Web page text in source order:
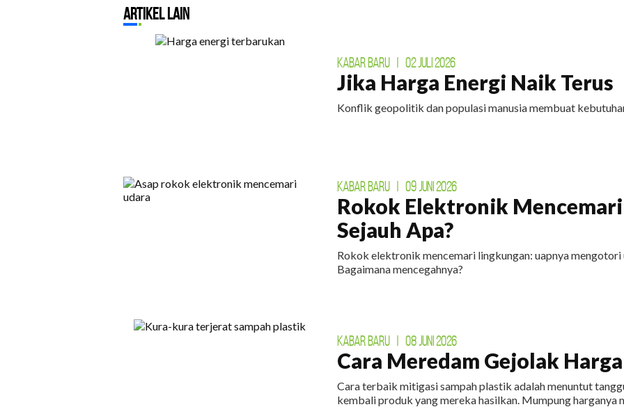
Artikel Lain
KABAR BARU | 02 JULI 2026
Jika Harga Energi Naik Terus
Konflik geopolitik dan populasi manusia membuat
KABAR BARU | 09 JUNI 2026
Rokok Elektronik
Sejauh Apa?
Rokok elektronik mencemari lingkungan: uapnya mengotori
Bagaimana mencegahnya?
KABAR BARU | 08 JUNI 2026
Cara Meredam Gejolak
Cara terbaik mitigasi sampah plastik adalah menuntut
kembali produk yang mereka hasilkan. Mumpung harganya